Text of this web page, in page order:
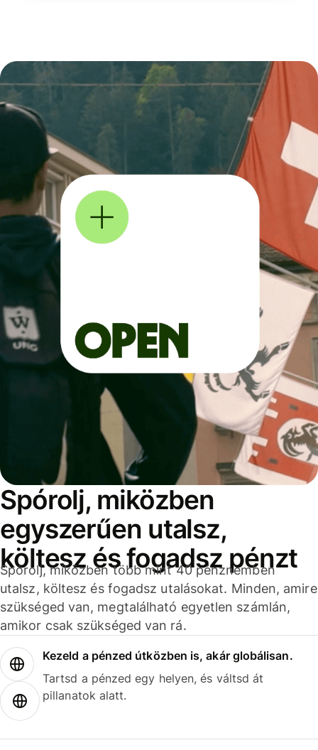
Spórolj, miközben
egyszerűen utalsz,
költesz és fogadsz pénzt
Spórolj, miközben több mint 40 pénznemben
utalsz, költesz és fogadsz utalásokat. Minden, amire
szükséged van, megtalálható egyetlen számlán,
amikor csak szükséged van rá.
Kezeld a pénzed útközben is, akár globálisan.
Tartsd a pénzed egy helyen, és váltsd át
pillanatok alatt.